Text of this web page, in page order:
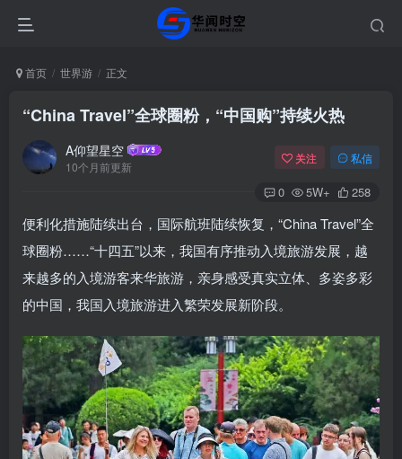
首页 世界游 正文
“China Travel”全球圈粉，“中国购”持续火热
A仰望星空
10个月前更新
关注 私信
0 5W+ 258
便利化措施陆续出台，国际航班陆续恢复，“China Travel”全
球圈粉……“十四五”以来，我国有序推动入境旅游发展，越
来越多的入境游客来华旅游，亲身感受真实立体、多姿多彩
的中国，我国入境旅游进入繁荣发展新阶段。